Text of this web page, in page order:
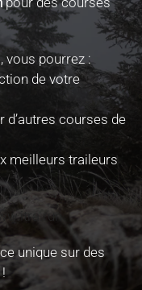
vous pourrez :
de votre
d’autres courses de
meilleurs traileurs
unique sur des